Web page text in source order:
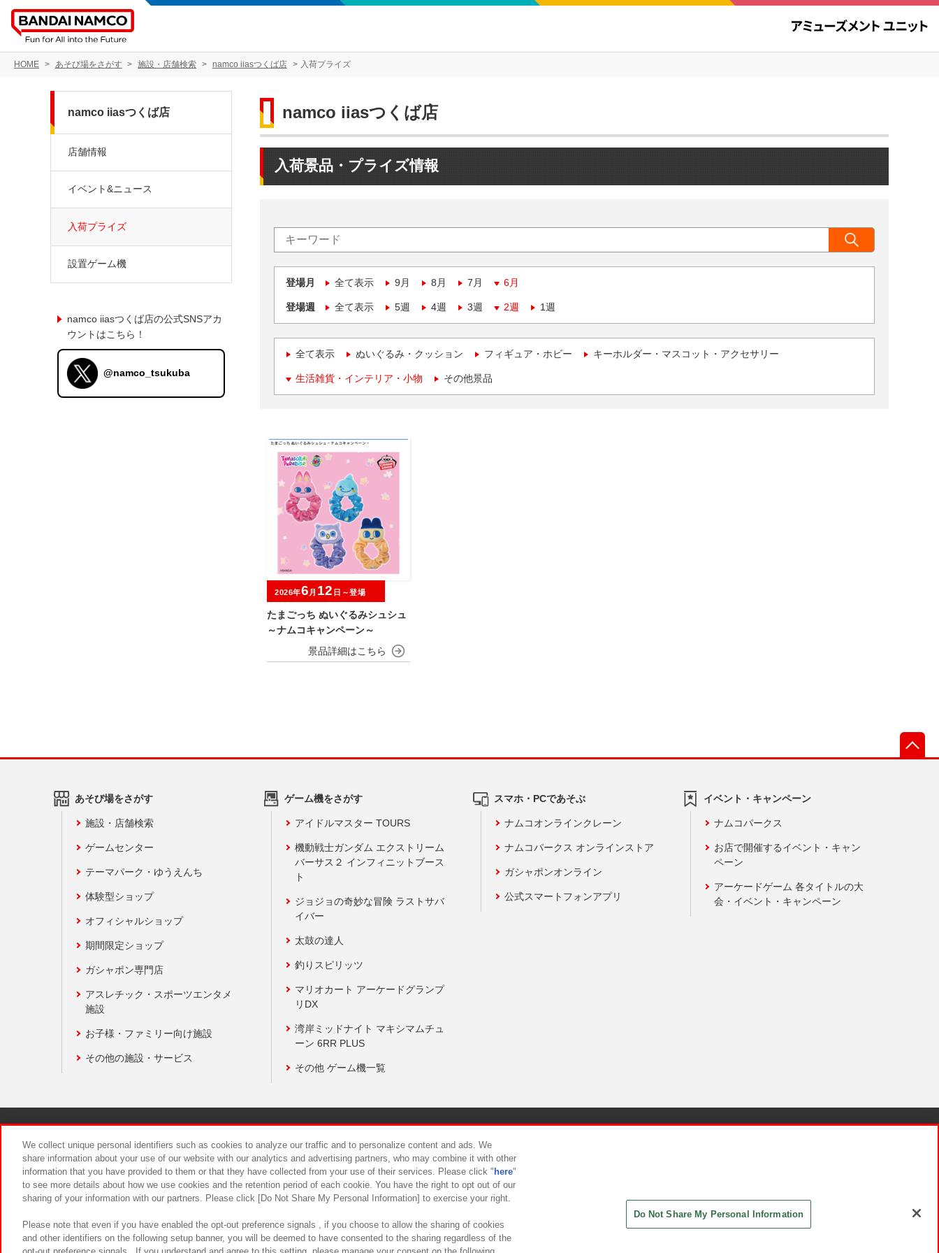
HOME あそび場をさがす 施設・店舗検索 namco iiasつくば店 入荷プライズ
namco iiasつくば店
入荷景品・プライズ情報
登場月 全て表示 9月 8月 7月 6月
登場週 全て表示 5週 4週 3週 2週 1週
全て表示 ぬいぐるみ・クッション フィギュア・ホビー キーホルダー・マスコット・アクセサリー
生活雑貨・インテリア・小物 その他景品
たまごっち ぬいぐるみシュシュ
～ナムコキャンペーン～
2026年6 月 12 日～登場
namco iiasつくば店
店舗情報
イベント&ニュース
入荷プライズ
設置ゲーム機
namco iiasつくば店の公式SNSアカ
ウントはこちら！
@namco_tsukuba
あそび場をさがす
施設・店舗検索
ゲームセンター
テーマパーク・ゆうえんち
体験型ショップ
オフィシャルショップ
期間限定ショップ
ガシャポン専門店
アスレチック・スポーツエンタメ
施設
お子様・ファミリー向け施設
その他の施設・サービス
ゲーム機をさがす
アイドルマスター TOURS
機動戦士ガンダム エクストリーム
バーサス２ インフィニットブース
ト
ジョジョの奇妙な冒険 ラストサバ
イバー
太鼓の達人
釣りスピリッツ
マリオカート アーケードグランプ
リDX
湾岸ミッドナイト マキシマムチュ
ーン 6RR PLUS
その他 ゲーム機一覧
スマホ・PCであそぶ
ナムコオンラインクレーン
ナムコパークス オンラインストア
ガシャポンオンライン
公式スマートフォンアプリ
イベント・キャンペーン
ナムコパークス
お店で開催するイベント・キャン
ペーン
アーケードゲーム 各タイトルの大
会・イベント・キャンペーン
食品のご提供について カスタマーハラスメント対応方針
We collect unique personal identifiers such as cookies to analyze our traffic and to personalize content and ads. We
share information about your use of our website with our analytics and advertising partners, who may combine it with other
information that you have provided to them or that they have collected from your use of their services. Please click " here"
to see more details about how we use cookies and the retention period of each cookie. You have the right to opt out of our
sharing of your information with our partners. Please click [Do Not Share My Personal Information] to exercise your right.
Please note that even if you have enabled the opt-out preference signals , if you choose to allow the sharing of cookies
and other identifiers on the following setup banner, you will be deemed to have consented to the sharing regardless of the
Do Not Share My Personal Information